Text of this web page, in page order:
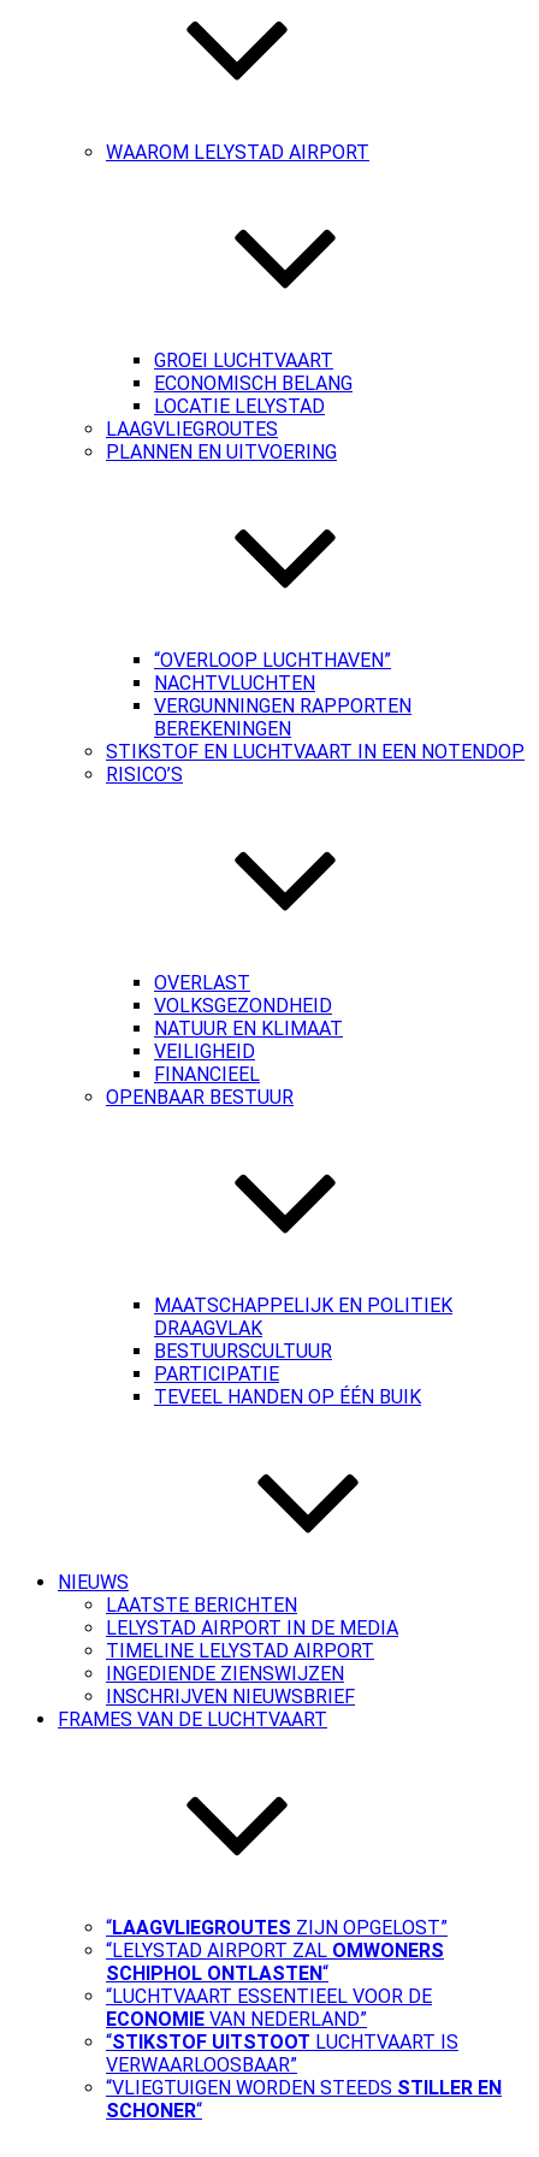
WAAROM LELYSTAD AIRPORT
GROEI LUCHTVAART
ECONOMISCH BELANG
LOCATIE LELYSTAD
LAAGVLIEGROUTES
PLANNEN EN UITVOERING
“OVERLOOP LUCHTHAVEN”
NACHTVLUCHTEN
VERGUNNINGEN RAPPORTEN
BEREKENINGEN
STIKSTOF EN LUCHTVAART IN EEN NOTENDOP
RISICO’S
OVERLAST
VOLKSGEZONDHEID
NATUUR EN KLIMAAT
VEILIGHEID
FINANCIEEL
OPENBAAR BESTUUR
MAATSCHAPPELIJK EN POLITIEK
DRAAGVLAK
BESTUURSCULTUUR
PARTICIPATIE
TEVEEL HANDEN OP ÉÉN BUIK
NIEUWS
LAATSTE BERICHTEN
LELYSTAD AIRPORT IN DE MEDIA
TIMELINE LELYSTAD AIRPORT
INGEDIENDE ZIENSWIJZEN
INSCHRIJVEN NIEUWSBRIEF
FRAMES VAN DE LUCHTVAART
“LAAGVLIEGROUTES ZIJN OPGELOST”
“LELYSTAD AIRPORT ZAL OMWONERS
SCHIPHOL ONTLASTEN“
“LUCHTVAART ESSENTIEEL VOOR DE
ECONOMIE VAN NEDERLAND”
“STIKSTOF UITSTOOT LUCHTVAART IS
VERWAARLOOSBAAR”
“VLIEGTUIGEN WORDEN STEEDS STILLER EN
SCHONER“